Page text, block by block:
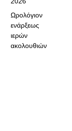
Ωρολόγιον
ενάρξεως
ιερών
ακολουθιών